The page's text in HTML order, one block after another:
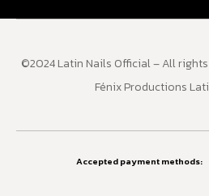
©2024 Latin Nails Official – All
Fénix Productions
Accepted payment methods: